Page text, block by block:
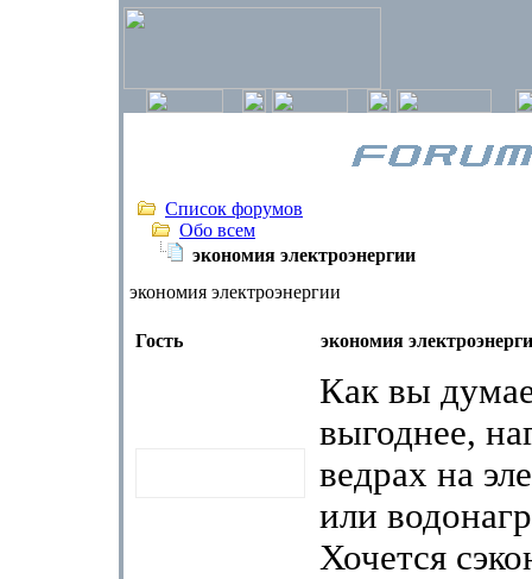
Список форумов
Обо всем
экономия электроэнергии
экономия электроэнергии
Гость экономия
Как вы
выгоднее,
ведрах на
или
Хочется